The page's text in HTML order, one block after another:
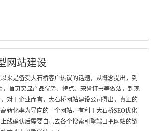
网站建设
来是备受大石桥客户热议的话题，从概念提出，到
，首页突显产品优势、特点、荣誉证书等做法，到现
对于企业而言，大石桥网站建设公司得出，真正的
转化率为导向的一个网站，有利于大石桥SEO优化
线确认后需要自己去各个搜索引擎端口把网站的链